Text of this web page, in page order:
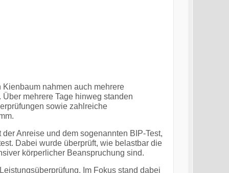
nahmen auch mehrere
mehrere Tage hinweg standen
sowie zahlreiche
Anreise und dem sogenannten BIP-Test,
Dabei wurde überprüft, wie belastbar die
körperlicher Beanspruchung sind.
Im Fokus stand dabei